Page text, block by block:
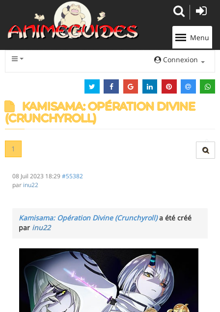
Menu
Connexion
KAMISAMA: OPÉRATION DIVINE
(CRUNCHYROLL)
1
08 Juil 2023 18:29#55382
par inu22
Kamisama: Opération Divine (Crunchyroll)a été créé
par inu22
Panneau de gestion des cookies